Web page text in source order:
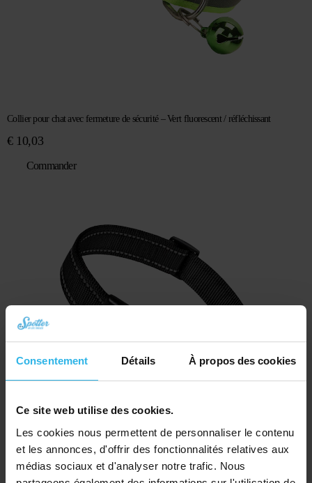
Consentement Détails À propos des cookies
Ce site web utilise des cookies.
Les cookies nous permettent de personnaliser le contenu
et les annonces, d'offrir des fonctionnalités relatives aux
médias sociaux et d'analyser notre trafic. Nous
Collier pour chat avec fermeture de sécurité – Vert fluorescent / réfléchissant
€10,03
Commander
Collier pour chat – Noir